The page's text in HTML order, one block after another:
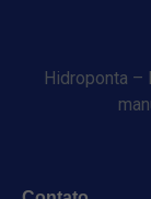
Hidroponta –